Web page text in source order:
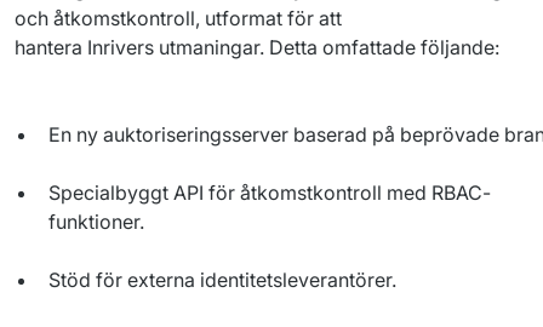
och åtkomstkontroll, utformat för att
hantera Inrivers utmaningar. Detta omfattade följande:
En ny auktoriseringsserver baserad på beprövade
Specialbyggt API för åtkomstkontroll med RBAC-
funktioner.
Stöd för externa identitetsleverantörer.